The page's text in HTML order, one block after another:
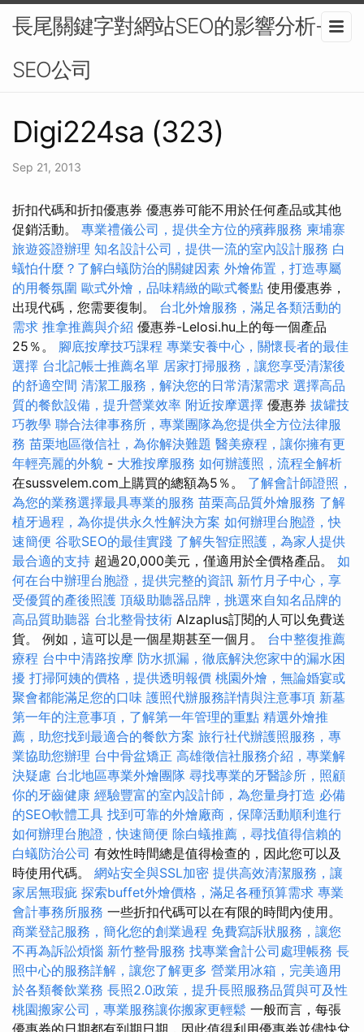
長尾關鍵字對網站SEO的影響分析-
SEO公司
Digi224sa (323)
Sep 21, 2013
折扣代碼和折扣優惠券 優惠券可能不用於任何產品或其他
促銷活動。 專業禮儀公司，提供全方位的殯葬服務 柬埔寨
旅遊簽證辦理 知名設計公司，提供一流的室內設計服務 白
蟻怕什麼？了解白蟻防治的關鍵因素 外燴佈置，打造專屬
的用餐氛圍 歐式外燴，品味精緻的歐式餐點 使用優惠券，
出現代碼，您需要復制。 台北外燴服務，滿足各類活動的
需求 推拿推薦與介紹 優惠券-Lelosi.hu上的每一個產品
25％。 腳底按摩技巧課程 專業安養中心，關懷長者的最佳
選擇 台北記帳士推薦名單 居家打掃服務，讓您享受清潔後
的舒適空間 清潔工服務，解決您的日常清潔需求 選擇高品
質的餐飲設備，提升營業效率 附近按摩選擇 優惠券 拔罐技
巧教學 聯合法律事務所，專業團隊為您提供全方位法律服
務 苗栗地區徵信社，為你解決難題 醫美療程，讓你擁有更
年輕亮麗的外貌 - 大雅按摩服務 如何辦護照，流程全解析
在sussvelem.com上購買的總額為5％。 了解會計師證照，
為您的業務選擇最具專業的服務 苗栗高品質外燴服務 了解
植牙過程，為你提供永久性解決方案 如何辦理台胞證，快
速簡便 谷歌SEO的最佳實踐 了解失智症照護，為家人提供
最合適的支持 超過20,000美元，僅適用於全價格產品。 如
何在台中辦理台胞證，提供完整的資訊 新竹月子中心，享
受優質的產後照護 頂級助聽器品牌，挑選來自知名品牌的
高品質助聽器 台北整骨技術 Alzaplus訂閱的人可以免費送
貨。 例如，這可以是一個星期甚至一個月。 台中整復推薦
療程 台中中清路按摩 防水抓漏，徹底解決您家中的漏水困
擾 打掃阿姨的價格，提供透明報價 桃園外燴，無論婚宴或
聚會都能滿足您的口味 護照代辦服務詳情與注意事項 新墓
第一年的注意事項，了解第一年管理的重點 精選外燴推
薦，助您找到最適合的餐飲方案 旅行社代辦護照服務，專
業協助您辦理 台中骨盆矯正 高雄徵信社服務介紹，專業解
決疑慮 台北地區專業外燴團隊 尋找專業的牙醫診所，照顧
你的牙齒健康 經驗豐富的室內設計師，為您量身打造 必備
的SEO軟體工具 找到可靠的外燴廠商，保障活動順利進行
如何辦理台胞證，快速簡便 除白蟻推薦，尋找值得信賴的
白蟻防治公司 有效性時間總是值得檢查的，因此您可以及
時使用代碼。 網站安全與SSL加密 提供高效清潔服務，讓
家居無瑕疵 探索buffet外燴價格，滿足各種預算需求 專業
會計事務所服務 一些折扣代碼可以在有限的時間內使用。
商業登記服務，簡化您的創業過程 免費寫訴狀服務，讓您
不再為訴訟煩惱 新竹整骨服務 找專業會計公司處理帳務 長
照中心的服務詳解，讓您了解更多 營業用冰箱，完美適用
於各類餐飲業務 長照2.0政策，提升長照服務品質與可及性
桃園搬家公司，專業服務讓你搬家更輕鬆 一般而言，每張
優惠券的日期都有到期日期，因此值得利用優惠券並儘快兌